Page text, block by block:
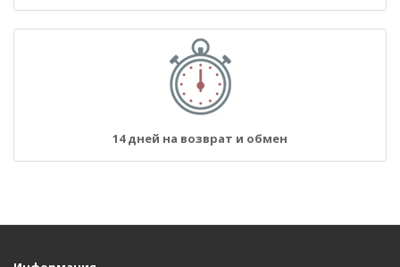
14 дней на возврат и обмен